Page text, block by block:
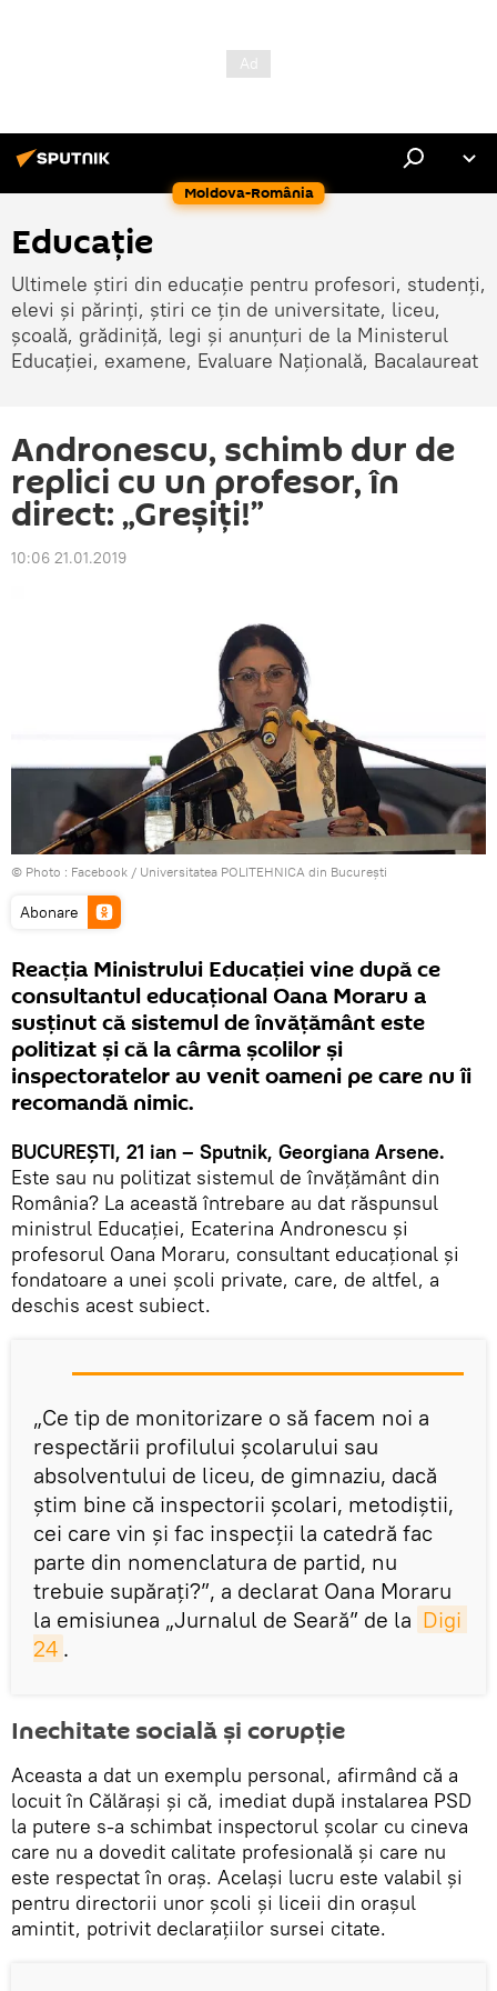
Moldova-România
Educație
Ultimele știri din educație pentru profesori, studenți,
elevi și părinți, știri ce țin de universitate, liceu,
școală, grădiniță, legi și anunțuri de la Ministerul
Educației, examene, Evaluare Națională, Bacalaureat
Andronescu, schimb dur de
replici cu un profesor, în
direct: „Greşiţi!”
10:06 21.01.2019
© Photo : Facebook / Universitatea POLITEHNICA din București
Abonare
Reacţia Ministrului Educaţiei vine după ce
consultantul educaţional Oana Moraru a
susţinut că sistemul de învăţământ este
politizat şi că la cârma şcolilor şi
inspectoratelor au venit oameni pe care nu îi
recomandă nimic.
BUCUREŞTI, 21 ian – Sputnik, Georgiana Arsene.
Este sau nu politizat sistemul de învăţământ din
România? La această întrebare au dat răspunsul
ministrul Educaţiei, Ecaterina Andronescu şi
profesorul Oana Moraru, consultant educaţional şi
fondatoare a unei şcoli private, care, de altfel, a
deschis acest subiect.
„Ce tip de monitorizare o să facem noi a
respectării profilului şcolarului sau
absolventului de liceu, de gimnaziu, dacă
ştim bine că inspectorii şcolari, metodiştii,
cei care vin şi fac inspecţii la catedră fac
parte din nomenclatura de partid, nu
trebuie supăraţi?”, a declarat Oana Moraru
la emisiunea „Jurnalul de Seară” de la Digi
24 .
Inechitate socială şi corupţie
Aceasta a dat un exemplu personal, afirmând că a
locuit în Călăraşi şi că, imediat după instalarea PSD
la putere s-a schimbat inspectorul şcolar cu cineva
care nu a dovedit calitate profesională şi care nu
este respectat în oraş. Acelaşi lucru este valabil şi
pentru directorii unor şcoli şi liceii din oraşul
amintit, potrivit declaraţiilor sursei citate.